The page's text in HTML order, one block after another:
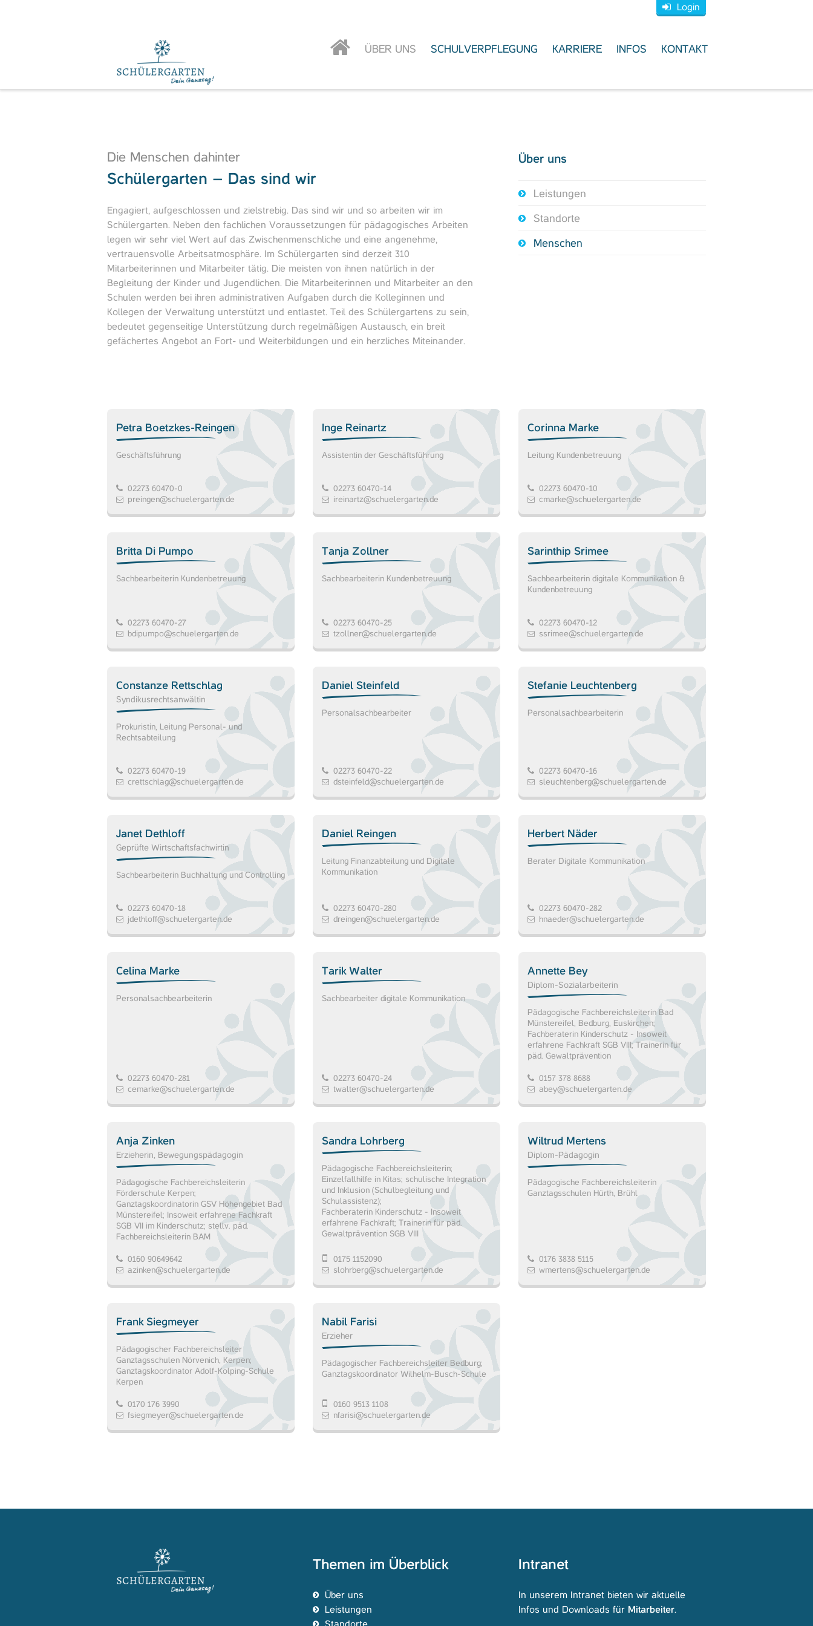
ÜBER UNS SCHULVERPFLEGUNG KARRIERE INFOS KONTAKT
Login
Die Menschen dahinter
Schülergarten – Das sind wir
Engagiert, aufgeschlossen und zielstrebig. Das sind wir und so arbeiten wir im
Schülergarten. Neben den fachlichen Voraussetzungen für pädagogisches Arbeiten
legen wir sehr viel Wert auf das Zwischenmenschliche und eine angenehme,
vertrauensvolle Arbeitsatmosphäre. Im Schülergarten sind derzeit 310
Mitarbeiterinnen und Mitarbeiter tätig. Die meisten von ihnen natürlich in der
Begleitung der Kinder und Jugendlichen. Die Mitarbeiterinnen und Mitarbeiter an den
Schulen werden bei ihren administrativen Aufgaben durch die Kolleginnen und
Kollegen der Verwaltung unterstützt und entlastet. Teil des Schülergartens zu sein,
bedeutet gegenseitige Unterstützung durch regelmäßigen Austausch, ein breit
gefächertes Angebot an Fort- und Weiterbildungen und ein herzliches Miteinander.
Über uns
Leistungen
Standorte
Menschen
Petra Boetzkes-Reingen
Geschäftsführung
02273 60470-0
preingen@schuelergarten.de
Inge Reinartz
Assistentin der Geschäftsführung
02273 60470-14
ireinartz@schuelergarten.de
Corinna Marke
Leitung Kundenbetreuung
02273 60470-10
cmarke@schuelergarten.de
Britta Di Pumpo
Sachbearbeiterin Kundenbetreuung
02273 60470-27
bdipumpo@schuelergarten.de
Tanja Zollner
Sachbearbeiterin Kundenbetreuung
02273 60470-25
tzollner@schuelergarten.de
Sarinthip Srimee
Sachbearbeiterin digitale Kommunikation &
Kundenbetreuung
02273 60470-12
ssrimee@schuelergarten.de
Constanze Rettschlag
Syndikusrechtsanwältin
Prokuristin, Leitung Personal- und
Rechtsabteilung
02273 60470-19
crettschlag@schuelergarten.de
Daniel Steinfeld
Personalsachbearbeiter
02273 60470-22
dsteinfeld@schuelergarten.de
Stefanie Leuchtenberg
Personalsachbearbeiterin
02273 60470-16
sleuchtenberg@schuelergarten.de
Janet Dethloff
Geprüfte Wirtschaftsfachwirtin
Sachbearbeiterin Buchhaltung und Controlling
02273 60470-18
jdethloff@schuelergarten.de
Daniel Reingen
Leitung Finanzabteilung und Digitale
Kommunikation
02273 60470-280
dreingen@schuelergarten.de
Herbert Näder
Berater Digitale Kommunikation
02273 60470-282
hnaeder@schuelergarten.de
Celina Marke
Personalsachbearbeiterin
02273 60470-281
cemarke@schuelergarten.de
Tarik Walter
Sachbearbeiter digitale Kommunikation
02273 60470-24
twalter@schuelergarten.de
Annette Bey
Diplom-Sozialarbeiterin
Pädagogische Fachbereichsleiterin Bad
Münstereifel, Bedburg, Euskirchen;
Fachberaterin Kinderschutz - Insoweit
erfahrene Fachkraft SGB VIII; Trainerin für
päd. Gewaltprävention
0157 378 8688
abey@schuelergarten.de
Anja Zinken
Erzieherin, Bewegungspädagogin
Pädagogische Fachbereichsleiterin
Förderschule Kerpen;
Ganztagskoordinatorin GSV Höhengebiet Bad
Münstereifel; Insoweit erfahrene Fachkraft
SGB VII im Kinderschutz; stellv. päd.
Fachbereichsleiterin BAM
0160 90649642
azinken@schuelergarten.de
Sandra Lohrberg
Pädagogische Fachbereichsleiterin;
Einzelfallhilfe in Kitas; schulische Integration
und Inklusion (Schulbegleitung und
Schulassistenz);
Fachberaterin Kinderschutz - Insoweit
erfahrene Fachkraft; Trainerin für päd.
Gewaltprävention SGB VIII
0175 1152090
slohrberg@schuelergarten.de
Wiltrud Mertens
Diplom-Pädagogin
Pädagogische Fachbereichsleiterin
Ganztagsschulen Hürth, Brühl
0176 3838 5115
wmertens@schuelergarten.de
Frank Siegmeyer
Pädagogischer Fachbereichsleiter
Ganztagsschulen Nörvenich, Kerpen;
Ganztagskoordinator Adolf-Kolping-Schule
Kerpen
0170 176 3990
fsiegmeyer@schuelergarten.de
Nabil Farisi
Erzieher
Pädagogischer Fachbereichsleiter Bedburg;
Ganztagskoordinator Wilhelm-Busch-Schule
0160 9513 1108
nfarisi@schuelergarten.de
Themen im Überblick
Über uns
Leistungen
Intranet
In unserem Intranet bieten wir aktuelle
Infos und Downloads für Mitarbeiter.